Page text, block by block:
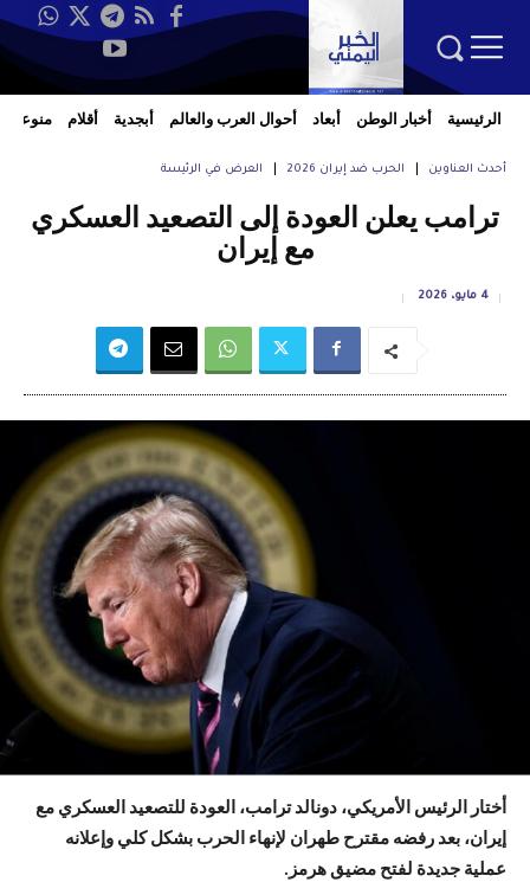
الرئيسية أخبار الوطن أبعاد أحوال العرب والعالم أبجدية أقلام منوعات
أحدث العناوين الحرب ضد إيران 2026 العرض في الرئيسة
ترامب يعلن العودة إلى التصعيد العسكري
مع إيران
4 مايو، 2026
أختار الرئيس الأمريكي، دونالد ترامب، العودة للتصعيد العسكري مع
إيران، بعد رفضه مقترح طهران لإنهاء الحرب بشكل كلي وإعلانه
عملية جديدة لفتح مضيق هرمز.